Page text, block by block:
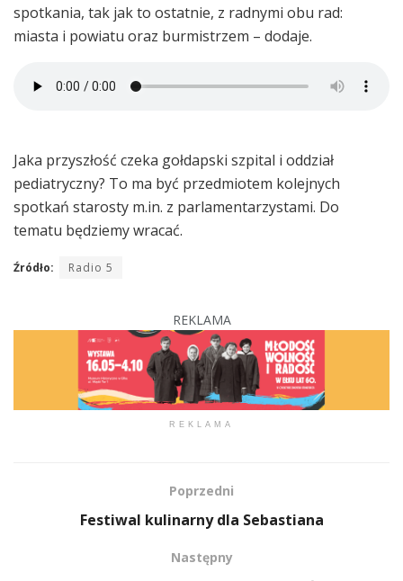
spotkania, tak jak to ostatnie, z radnymi obu rad:
miasta i powiatu oraz burmistrzem – dodaje.
Jaka przyszłość czeka gołdapski szpital i oddział
pediatryczny? To ma być przedmiotem kolejnych
spotkań starosty m.in. z parlamentarzystami. Do
tematu będziemy wracać.
Źródło: Radio 5
REKLAMA
REKLAMA
Poprzedni
Festiwal kulinarny dla Sebastiana
Następny